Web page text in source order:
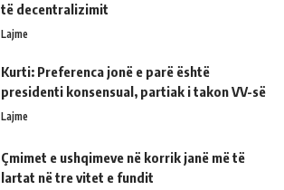
të decentralizimit
Lajme
Kurti: Preferenca jonë e parë është
presidenti konsensual, partiak i takon VV-së
Lajme
Çmimet e ushqimeve në korrik janë më të
lartat në tre vitet e fundit